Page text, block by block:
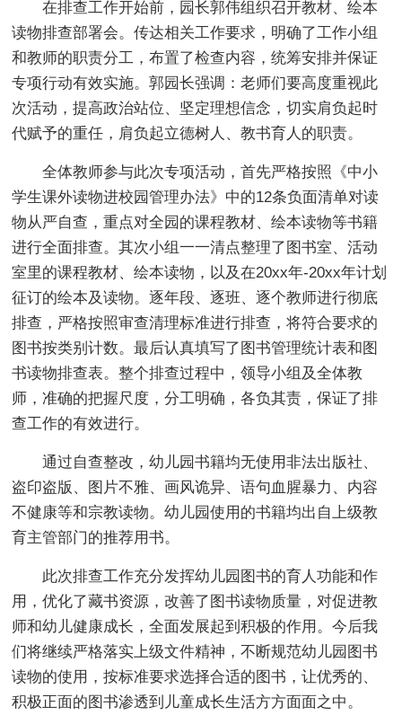
在排查工作开始前，园长郭伟组织召开教材、绘本
读物排查部署会。传达相关工作要求，明确了工作小组
和教师的职责分工，布置了检查内容，统筹安排并保证
专项行动有效实施。郭园长强调：老师们要高度重视此
次活动，提高政治站位、坚定理想信念，切实肩负起时
代赋予的重任，肩负起立德树人、教书育人的职责。
全体教师参与此次专项活动，首先严格按照《中小
学生课外读物进校园管理办法》中的12条负面清单对读
物从严自查，重点对全园的课程教材、绘本读物等书籍
进行全面排查。其次小组一一清点整理了图书室、活动
室里的课程教材、绘本读物，以及在20xx年-20xx年计划
征订的绘本及读物。逐年段、逐班、逐个教师进行彻底
排查，严格按照审查清理标准进行排查，将符合要求的
图书按类别计数。最后认真填写了图书管理统计表和图
书读物排查表。整个排查过程中，领导小组及全体教
师，准确的把握尺度，分工明确，各负其责，保证了排
查工作的有效进行。
通过自查整改，幼儿园书籍均无使用非法出版社、
盗印盗版、图片不雅、画风诡异、语句血腥暴力、内容
不健康等和宗教读物。幼儿园使用的书籍均出自上级教
育主管部门的推荐用书。
此次排查工作充分发挥幼儿园图书的育人功能和作
用，优化了藏书资源，改善了图书读物质量，对促进教
师和幼儿健康成长，全面发展起到积极的作用。今后我
们将继续严格落实上级文件精神，不断规范幼儿园图书
读物的使用，按标准要求选择合适的图书，让优秀的、
积极正面的图书渗透到儿童成长生活方方面面之中。